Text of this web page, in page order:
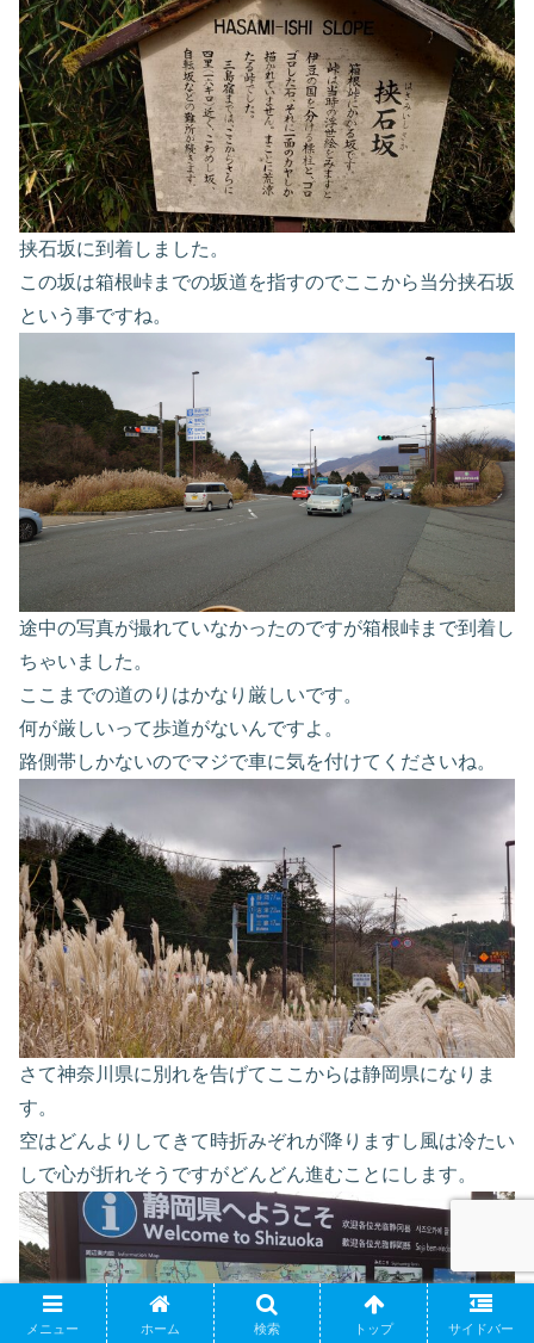
挟石坂に到着しました。
この坂は箱根峠までの坂道を指すのでここから当分挟石坂
という事ですね。
途中の写真が撮れていなかったのですが箱根峠まで到着し
ちゃいました。
ここまでの道のりはかなり厳しいです。
何が厳しいって歩道がないんですよ。
路側帯しかないのでマジで車に気を付けてくださいね。
さて神奈川県に別れを告げてここからは静岡県になりま
す。
空はどんよりしてきて時折みぞれが降りますし風は冷たい
しで心が折れそうですがどんどん進むことにします。
メニュー ホーム 検索 トップ サイドバー